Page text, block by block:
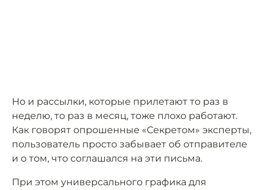
Но и рассылки, которые прилетают то раз в
неделю, то раз в месяц, тоже плохо работают.
Как говорят опрошенные «Секретом» эксперты,
пользователь просто забывает об отправителе
и о том, что соглашался на эти письма.
При этом универсального графика для